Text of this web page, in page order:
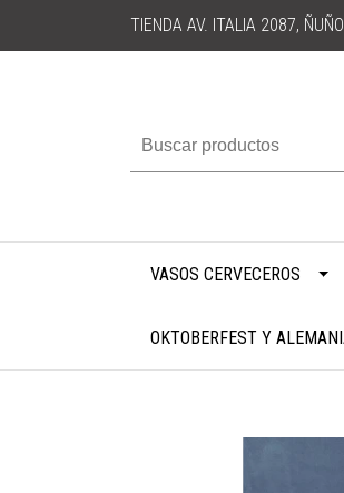
TIENDA AV. ITALIA 2087,
VASOS CERVECEROS
OKTOBERFEST Y